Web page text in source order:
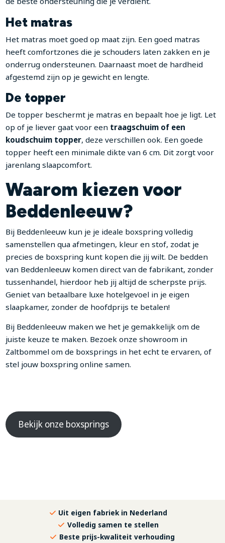
Het matras
Het matras moet goed op maat zijn. Een goed matras
heeft comfortzones die je schouders laten zakken en je
onderrug ondersteunen. Daarnaast moet de hardheid
afgestemd zijn op je gewicht en lengte.
De topper
De topper beschermt je matras en bepaalt hoe je ligt. Let
op of je liever gaat voor eentraagschuim of een
koudschuim topper, deze verschillen ook. Een goede
topper heeft een minimale dikte van 6 cm. Dit zorgt voor
jarenlang slaapcomfort.
Waarom kiezen voor
Beddenleeuw?
Bij Beddenleeuw kun je je ideale boxspring volledig
samenstellen qua afmetingen, kleur en stof, zodat je
precies de boxspring kunt kopen die jij wilt. De bedden
van Beddenleeuw komen direct van de fabrikant, zonder
tussenhandel, hierdoor heb jij altijd de scherpste prijs.
Geniet van betaalbare luxe hotelgevoel in je eigen
slaapkamer, zonder de hoofdprijs te betalen!
Bij Beddenleeuw maken we het je gemakkelijk om de
juiste keuze te maken. Bezoek onze showroom in
Zaltbommel om de boxsprings in het echt te ervaren, of
stel jouw boxspring online samen.
Bekijk onze boxsprings
Uit eigen fabriek in Nederland
Volledig samen te stellen
Beste prijs-kwaliteit verhouding